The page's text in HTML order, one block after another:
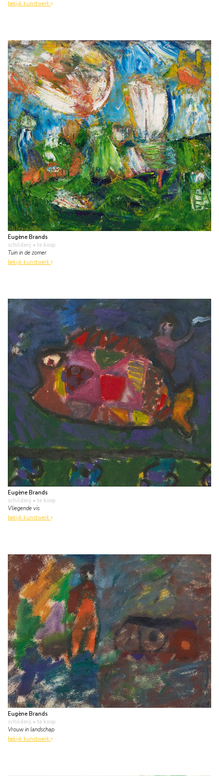
bekijk kunstwerk
Eugène Brands
schilderij • te koop
Tuin in de zomer
bekijk kunstwerk
Eugène Brands
schilderij • te koop
Vliegende vis
bekijk kunstwerk
Eugène Brands
schilderij • te koop
Vrouw in landschap
bekijk kunstwerk